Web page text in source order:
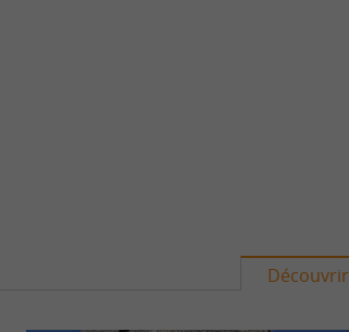
Découvrir